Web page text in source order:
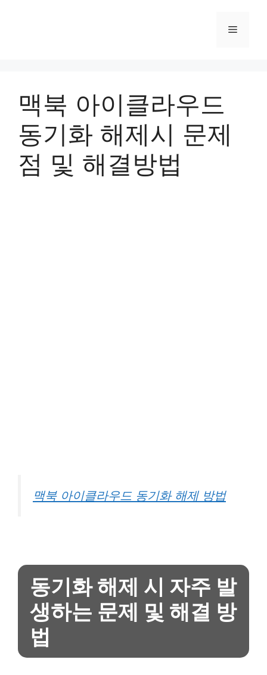
메
맥북 아이클라우드
동기화 해제시 문제
점 및 해결방법
맥북 아이클라우드 동기화 해제 방법
동기화 해제 시 자주 발
생하는 문제 및 해결 방
법